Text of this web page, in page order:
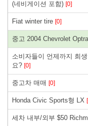
(네비게이션 포함) [0]
Fiat winter tire [0]
중고 2004 Chevrolet Optra
소비자들이 언제까지 희
요? [0]
중고차 매매 [0]
Honda Civic Sports형 LX
세차 내부/외부 $50